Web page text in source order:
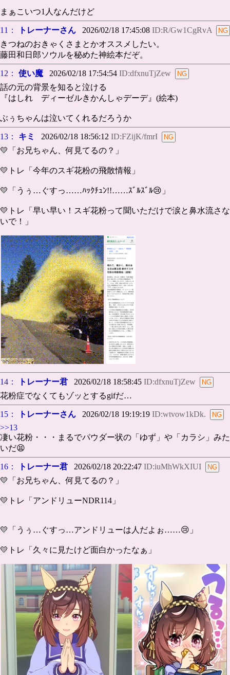
まぁこいつ1人なんだけど
11： トレーナーさん 2026/02/18 17:45:08 ID:R/Gw1CgRvA
きつねのおきゃくさまとかオススメしたい。
藤田和日郎ソウルを秘めた神絵本だぞ。
12： 使い魔 2026/02/18 17:54:54 ID:dfxnuTjZew
話の元の背景を知ると泣ける
『はしれ ディーゼルきかんしゃデーデ』(絵本)
ぶぅちゃんは泣いてくれるだろうか
13： キミ 2026/02/18 18:56:12 ID:FZijK/fmrI
💛「お兄ちゃん、何見てるの？」
💛トレ「今年のスギ花粉の飛散情報」
💛「うぅ…ぐすっ……ﾊｯｸﾁｭﾝ!!……ｽﾞﾙｽﾞﾙ😢」
💛トレ「早い早い！スギ花粉って聞いただけで涙と鼻水流さな
いで！」
14： トレーナー君 2026/02/18 18:58:45 ID:dfxnuTjZew
花粉症でなくてもゾッとするgifだ…
15： トレーナーさん 2026/02/18 19:19:19 ID:wtvow1kDk.
>>13
凄い花粉・・・まるでパウダー状の「ゆず」や「カラシ」みた
いだ😫
16： トレーナー君 2026/02/18 20:22:47 ID:iuMhWkXIUI
💛「お兄ちゃん、何見てるの？」
💛トレ「アンドリューNDR114」
💛「うぅ…ぐすっ…アンドリューは人だよぉ……😢」
💛トレ「久々に見たけど面白かったなぁ」